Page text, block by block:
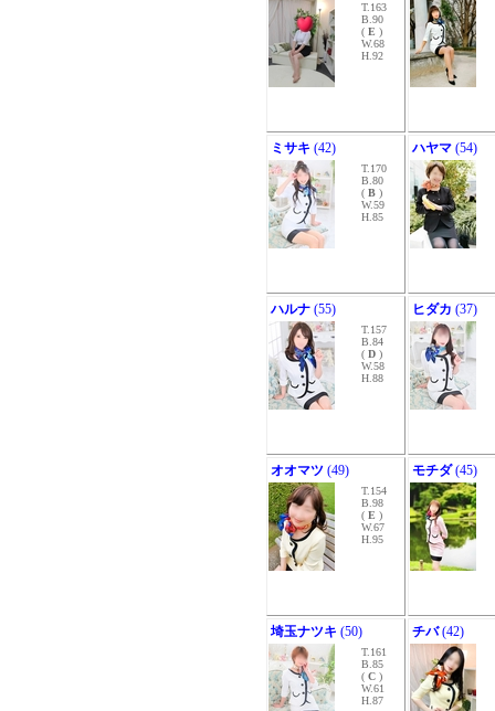
T.163
B.90
( E )
W.68
H.92
ミサキ (42)
T.170
B.80
( B )
W.59
H.85
ハヤマ (54)
ハルナ (55)
T.157
B.84
( D )
W.58
H.88
ヒダカ (37)
オオマツ (49)
T.154
B.98
( E )
W.67
H.95
モチダ(45)
埼玉ナツキ (50)
T.161
B.85
( C )
W.61
H.87
チバ(42)